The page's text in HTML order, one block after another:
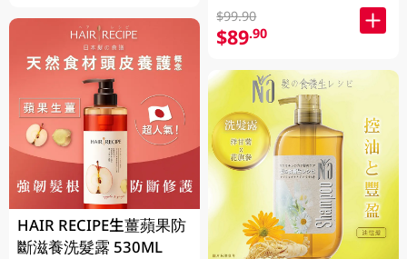
HAIR RECIPE生薑蘋果防
斷滋養洗髮露 530ML
$99.90
$89.90